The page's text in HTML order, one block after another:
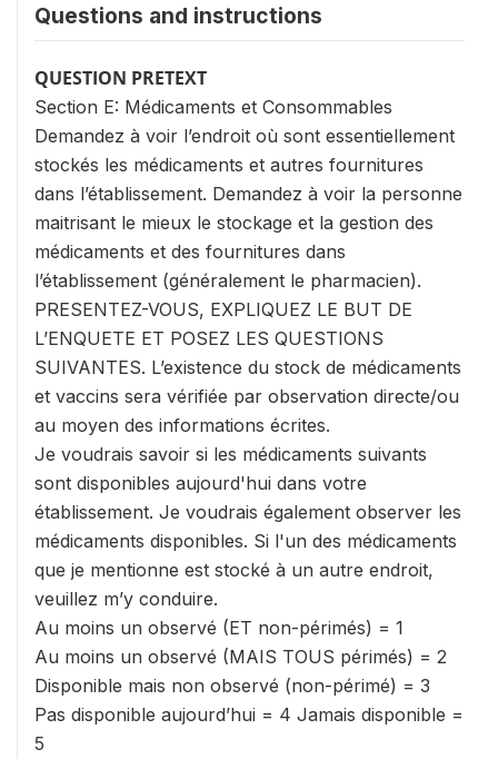
Questions and instructions
QUESTION PRETEXT
Section E: Médicaments et Consommables
Demandez à voir l’endroit où sont essentiellement
stockés les médicaments et autres fournitures
dans l’établissement. Demandez à voir la personne
maitrisant le mieux le stockage et la gestion des
médicaments et des fournitures dans
l’établissement (généralement le pharmacien).
PRESENTEZ-VOUS, EXPLIQUEZ LE BUT DE
L’ENQUETE ET POSEZ LES QUESTIONS
SUIVANTES. L’existence du stock de médicaments
et vaccins sera vérifiée par observation directe/ou
au moyen des informations écrites.
Je voudrais savoir si les médicaments suivants
sont disponibles aujourd'hui dans votre
établissement. Je voudrais également observer les
médicaments disponibles. Si l'un des médicaments
que je mentionne est stocké à un autre endroit,
veuillez m’y conduire.
Au moins un observé (ET non-périmés) = 1
Au moins un observé (MAIS TOUS périmés) = 2
Disponible mais non observé (non-périmé) = 3
Pas disponible aujourd’hui = 4 Jamais disponible =
5